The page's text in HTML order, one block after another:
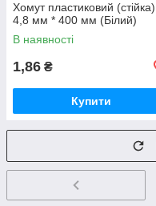
Хомут пластиковий (стійка)
4,8 мм * 400 мм (Білий)
В наявності
1,86 ₴
Купити